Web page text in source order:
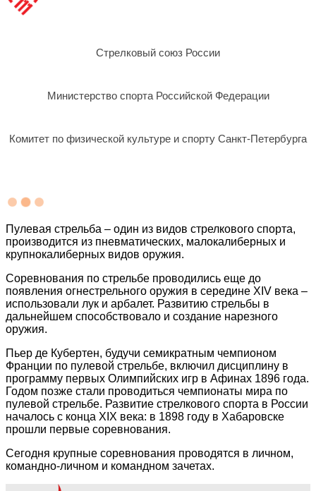
Стрелковый союз России
Министерство спорта Российской Федерации
Комитет по физической культуре и спорту Санкт-Петербурга
Пулевая стрельба – один из видов стрелкового спорта,
производится из пневматических, малокалиберных и
крупнокалиберных видов оружия.
Соревнования по стрельбе проводились еще до
появления огнестрельного оружия в середине XIV века –
использовали лук и арбалет. Развитию стрельбы в
дальнейшем способствовало и создание нарезного
оружия.
Пьер де Кубертен, будучи семикратным чемпионом
Франции по пулевой стрельбе, включил дисциплину в
программу первых Олимпийских игр в Афинах 1896 года.
Годом позже стали проводиться чемпионаты мира по
пулевой стрельбе. Развитие стрелкового спорта в России
началось с конца XIX века: в 1898 году в Хабаровске
прошли первые соревнования.
Сегодня крупные соревнования проводятся в личном,
командно-личном и командном зачетах.